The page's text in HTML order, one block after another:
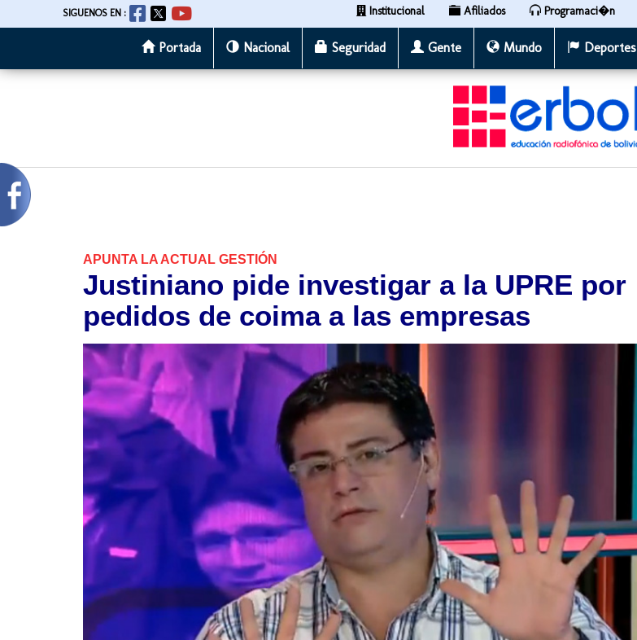
al
SIGUENOS EN : Institucional Afiliados Programaci�n
Portada Nacional Seguridad Gente Mundo Deportes
APUNTA LA ACTUAL GESTIÓN
Justiniano pide investigar a la UPRE por
pedidos de coima a las empresas